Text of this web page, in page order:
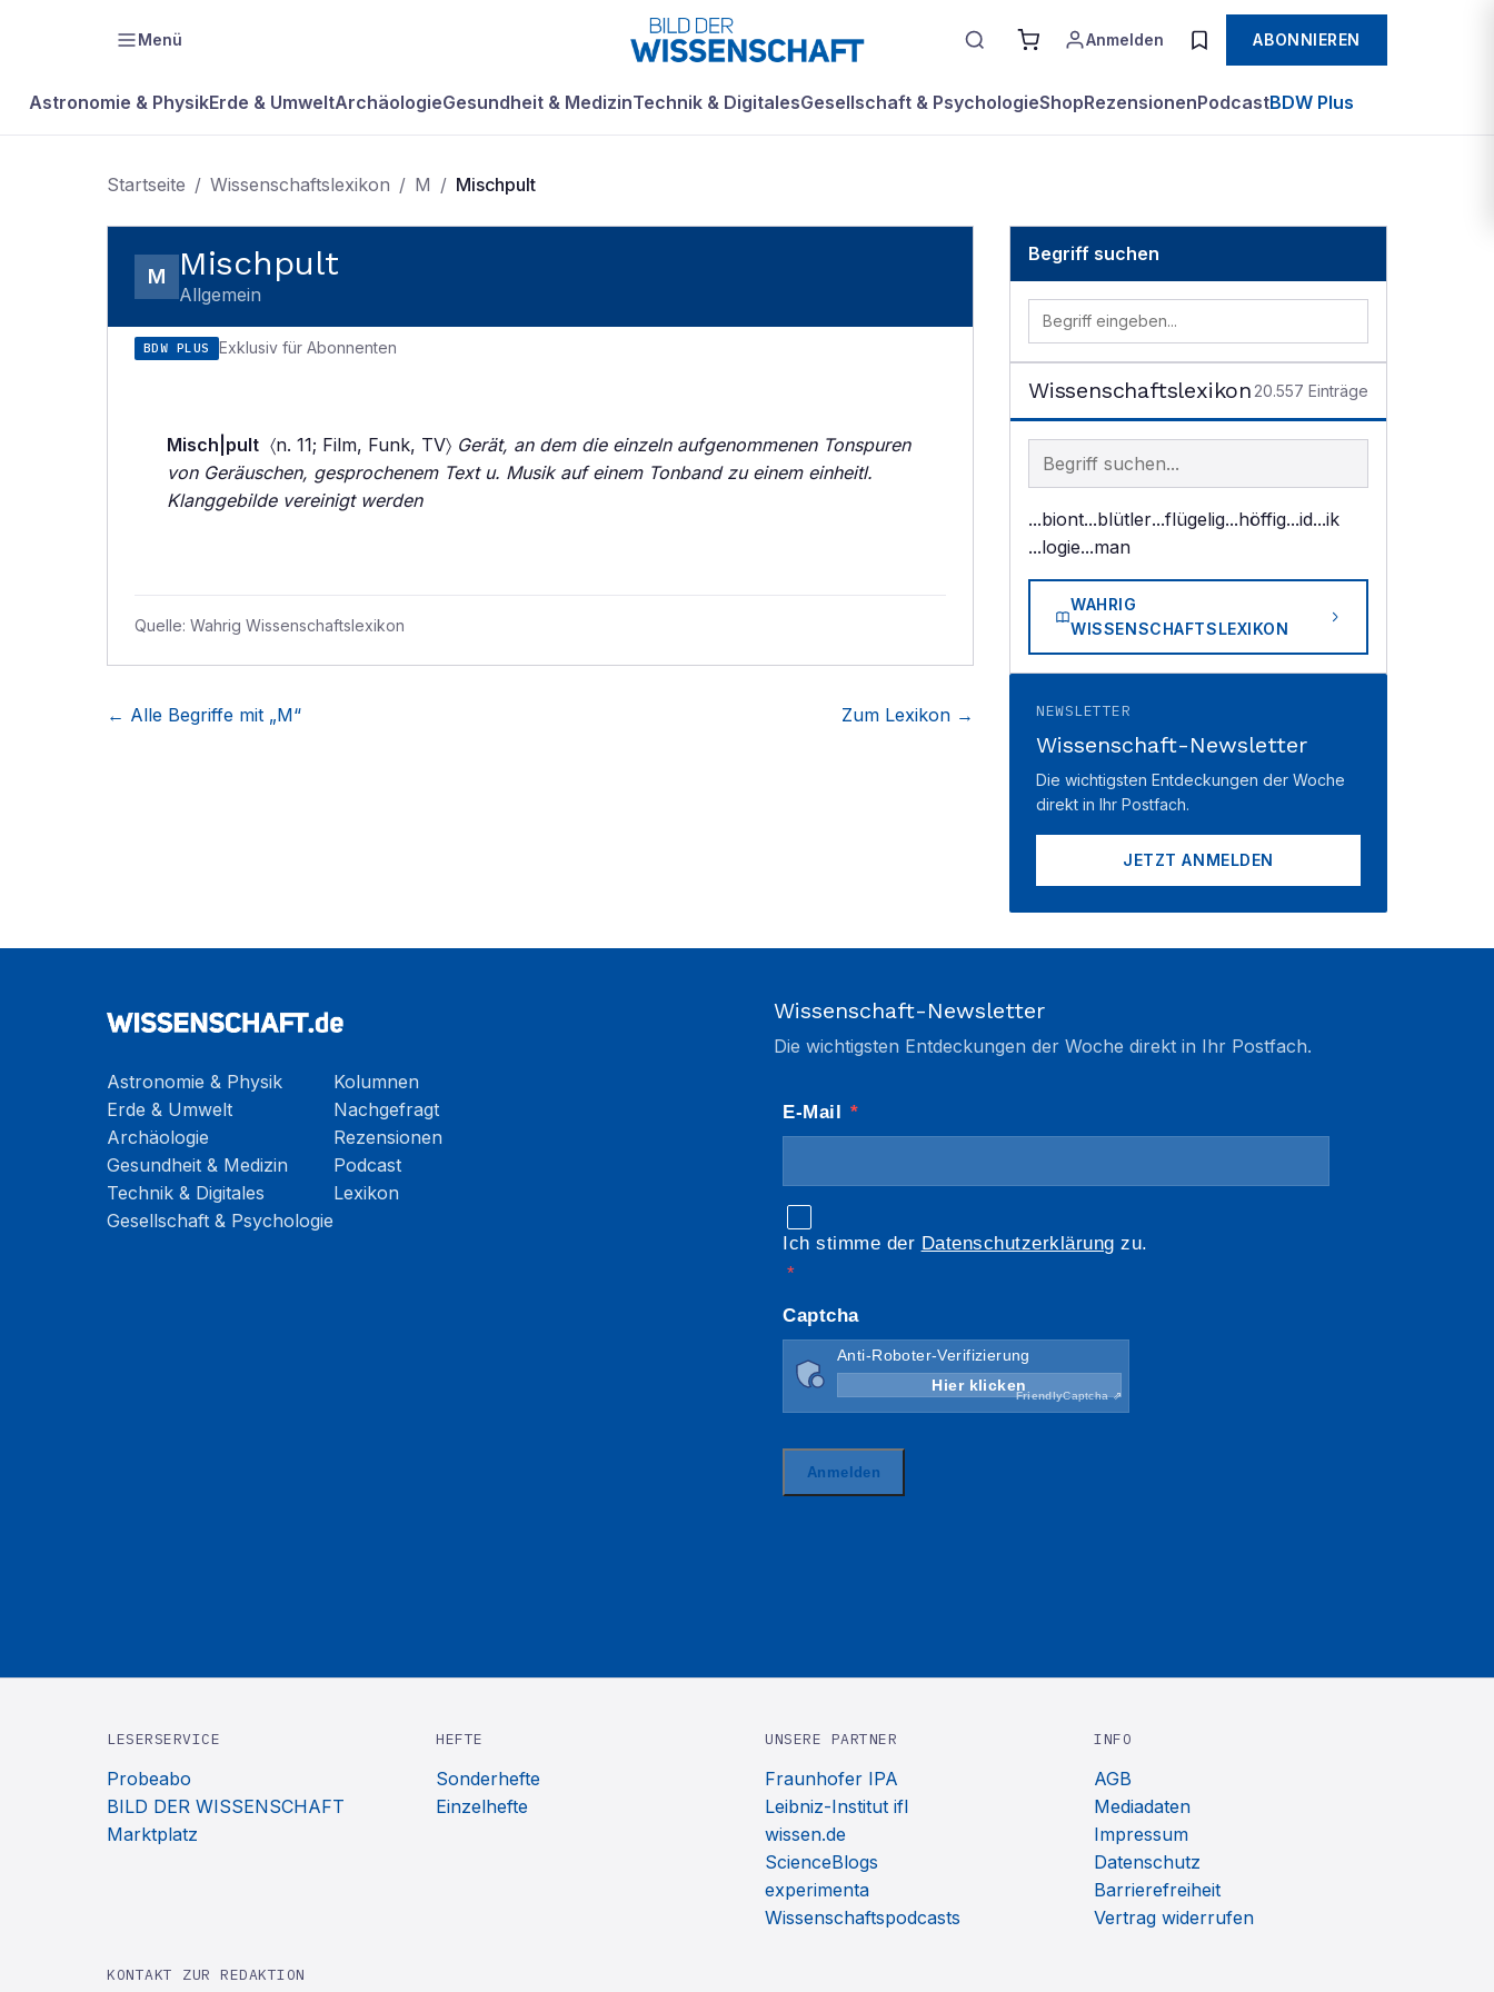
Menü Anmelden ABONNIEREN
Astronomie & PhysikErde & UmweltArchäologieGesundheit & MedizinTechnik & DigitalesGesellschaft & PsychologieShopRezensionenPodcastBDW Plus
Startseite / Wissenschaftslexikon / M / Mischpult
M Mischpult
Allgemein
BDW PLUS Exklusiv für Abonnenten
Misch|pult 〈n. 11; Film, Funk, TV〉 Gerät, an dem die einzeln aufgenommenen Tonspuren
von Geräuschen, gesprochenem Text u. Musik auf einem Tonband zu einem einheitl.
Klanggebilde vereinigt werden
Quelle: Wahrig Wissenschaftslexikon
← Alle Begriffe mit „M“ Zum Lexikon →
Begriff suchen
Wissenschaftslexikon 20.557 Einträge
Begriff im Lexikon suchen
...biont...blütler...flügelig...höffig...id...ik
...logie...man
WAHRIG
WISSENSCHAFTSLEXIKON
NEWSLETTER
Wissenschaft-Newsletter
Die wichtigsten Entdeckungen der Woche
direkt in Ihr Postfach.
JETZT ANMELDEN
Astronomie & Physik
Erde & Umwelt
Archäologie
Gesundheit & Medizin
Technik & Digitales
Gesellschaft & Psychologie
Kolumnen
Nachgefragt
Rezensionen
Podcast
Lexikon
Wissenschaft-Newsletter
Die wichtigsten Entdeckungen der Woche direkt in Ihr Postfach.
LESERSERVICE
Probeabo
BILD DER WISSENSCHAFT
Marktplatz
HEFTE
Sonderhefte
Einzelhefte
UNSERE PARTNER
Fraunhofer IPA
Leibniz-Institut ifl
wissen.de
ScienceBlogs
experimenta
Wissenschaftspodcasts
INFO
AGB
Mediadaten
Impressum
Datenschutz
Barrierefreiheit
Vertrag widerrufen
KONTAKT ZUR REDAKTION